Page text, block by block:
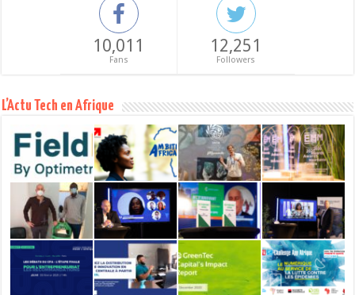
10,011
Fans
12,251
Followers
L’Actu Tech en Afrique